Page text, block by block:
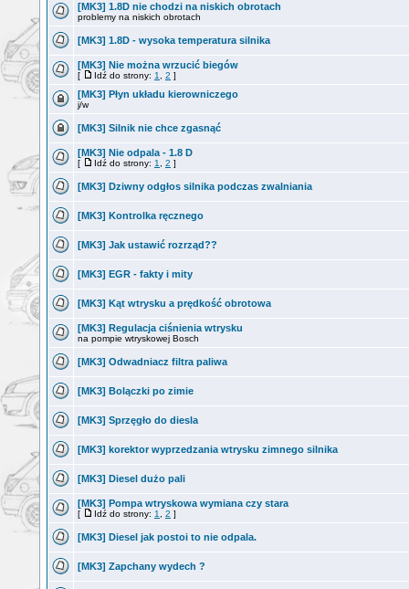
[MK3] 1.8D nie chodzi na niskich obrotach
problemy na niskich obrotach
[MK3] 1.8D - wysoka temperatura silnika
[MK3] Nie można wrzucić biegów
[ Idź do strony: 1 2 ]
[MK3] Płyn układu kierowniczego
j/w
[MK3] Silnik nie chce zgasnąć
[MK3] Nie odpala - 1.8 D
[ Idź do strony: 1 2 ]
[MK3] Dziwny odgłos silnika podczas zwalniania
[MK3] Kontrolka ręcznego
[MK3] Jak ustawić rozrząd??
[MK3] EGR - fakty i mity
[MK3] Kąt wtrysku a prędkość obrotowa
[MK3] Regulacja ciśnienia wtrysku
na pompie wtryskowej Bosch
[MK3] Odwadniacz filtra paliwa
[MK3] Bolączki po zimie
[MK3] Sprzęgło do diesla
[MK3] korektor wyprzedzania wtrysku zimnego silnika
[MK3] Diesel dużo pali
[MK3] Pompa wtryskowa wymiana czy stara
[ Idź do strony: 1 2 ]
[MK3] Diesel jak postoi to nie odpala.
[MK3] Zapchany wydech ?